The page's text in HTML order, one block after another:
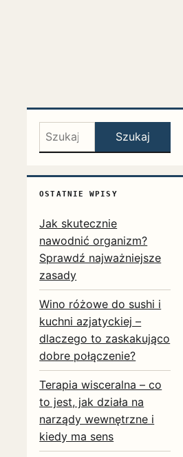
Szukaj: Szukaj
OSTATNIE WPISY
Jak skutecznie
nawodnić organizm?
Sprawdź najważniejsze
zasady
Wino różowe do sushi i
kuchni azjatyckiej –
dlaczego to zaskakująco
dobre połączenie?
Terapia wisceralna – co
to jest, jak działa na
narządy wewnętrzne i
kiedy ma sens